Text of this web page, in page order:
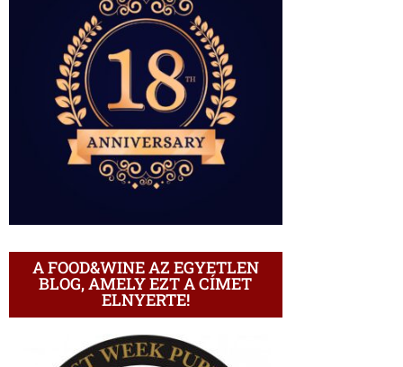
A FOOD&WINE AZ EGYETLEN
BLOG, AMELY EZT A CÍMET
ELNYERTE!